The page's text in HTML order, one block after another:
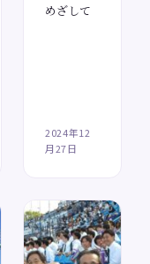
めざして
2024年12
月27日